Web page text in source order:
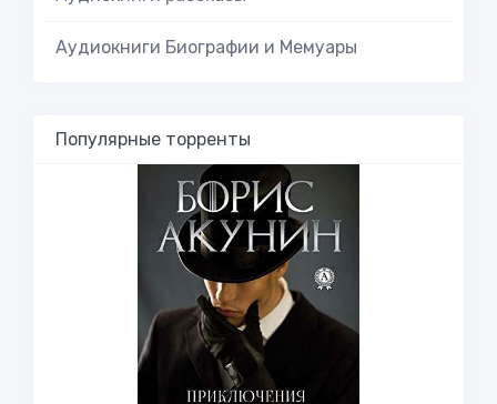
Аудиокниги Биографии и Мемуары
Популярные торренты